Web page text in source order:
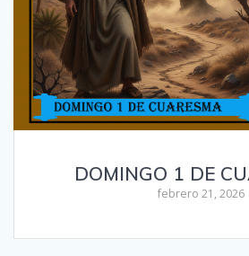
DOMINGO 1 DE
febrero 21, 2026